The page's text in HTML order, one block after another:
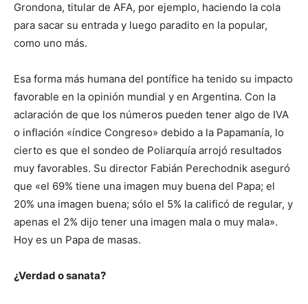
Grondona, titular de AFA, por ejemplo, haciendo la cola
para sacar su entrada y luego paradito en la popular,
como uno más.
Esa forma más humana del pontífice ha tenido su impacto
favorable en la opinión mundial y en Argentina. Con la
aclaración de que los números pueden tener algo de IVA
o inflación «índice Congreso» debido a la Papamanía, lo
cierto es que el sondeo de Poliarquía arrojó resultados
muy favorables. Su director Fabián Perechodnik aseguró
que «el 69% tiene una imagen muy buena del Papa; el
20% una imagen buena; sólo el 5% la calificó de regular, y
apenas el 2% dijo tener una imagen mala o muy mala».
Hoy es un Papa de masas.
¿Verdad o sanata?